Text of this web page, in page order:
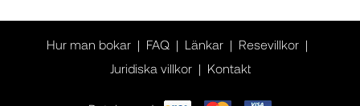
Hur man bokar FAQ Länkar
Resevillkor
Juridiska villkor
Kontakt